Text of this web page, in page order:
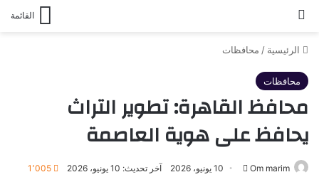
القائمة
الرئيسية / محافظات
محافظات
محافظ القاهرة: تطوير التراث
يحافظ على هوية العاصمة
Om marim
أرسل 10 يونيو، 2026 آخر تحديث: 10 يونيو، 2026 1٬005